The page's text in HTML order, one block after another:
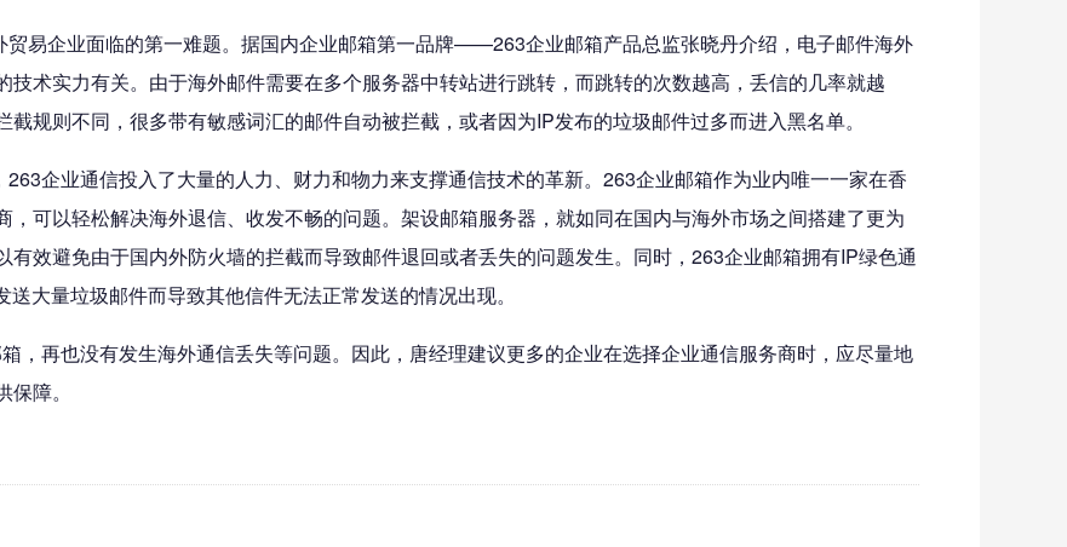
易企业面临的第一难题。据国内企业邮箱第一品牌——263企业邮箱产品总监张晓丹介绍，电子邮件海外
术实力有关。由于海外邮件需要在多个服务器中转站进行跳转，而跳转的次数越高，丢信的几率就越
规则不同，很多带有敏感词汇的邮件自动被拦截，或者因为IP发布的垃圾邮件过多而进入黑名单。
企业通信投入了大量的人力、财力和物力来支撑通信技术的革新。263企业邮箱作为业内唯一一家在香
可以轻松解决海外退信、收发不畅的问题。架设邮箱服务器，就如同在国内与海外市场之间搭建了更为
效避免由于国内外防火墙的拦截而导致邮件退回或者丢失的问题发生。同时，263企业邮箱拥有IP绿色通
大量垃圾邮件而导致其他信件无法正常发送的情况出现。
再也没有发生海外通信丢失等问题。因此，唐经理建议更多的企业在选择企业通信服务商时，应尽量地
障。